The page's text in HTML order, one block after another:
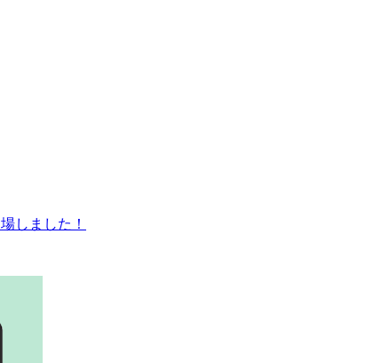
しました！